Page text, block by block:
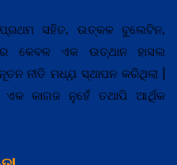
ସହିତ, ଉତ୍କଳ ବୁଲେଟିନ,
କେବଳ ଏକ ଉତ୍ଥାନ ହାସଲ
ନୀତି ମଧ୍ଯ଼ ସ୍ଥାପନ କରିଥିଲା |
କାଗଜ ନୁହେଁ ତଥାପି ଆର୍ଥିକ